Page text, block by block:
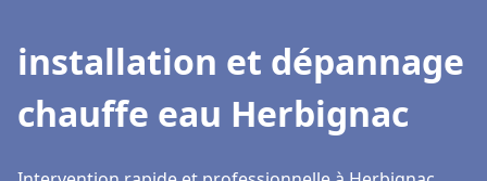
installation et dépannage
chauffe eau Herbignac